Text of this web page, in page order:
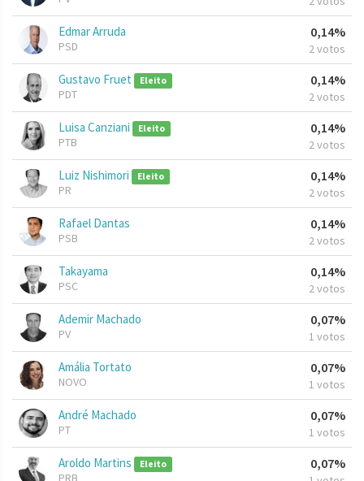
Edmar Arruda
PSD
0,14%
2 votos
Gustavo Fruet Eleito
PDT
0,14%
2 votos
Luisa Canziani Eleito
PTB
0,14%
2 votos
Luiz Nishimori Eleito
PR
0,14%
2 votos
Rafael Dantas
PSB
0,14%
2 votos
Takayama
PSC
0,14%
2 votos
Ademir Machado
PV
0,07%
1 votos
Amália Tortato
NOVO
0,07%
1 votos
André Machado
PT
0,07%
1 votos
Aroldo Martins Eleito
PRB
0,07%